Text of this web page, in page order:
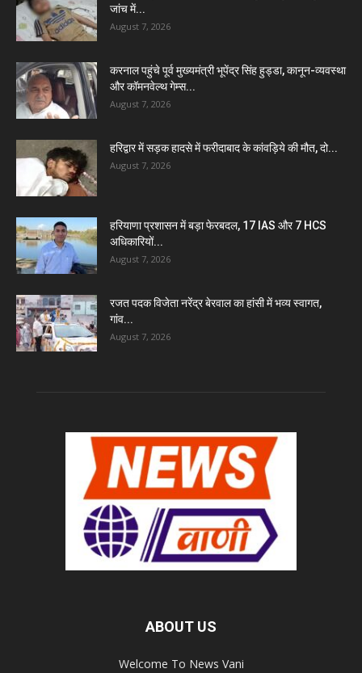
जांच में...
August 7, 2026
करनाल पहुंचे पूर्व मुख्यमंत्री भूपेंद्र सिंह हुड्डा, कानून-व्यवस्था
और कॉमनवेल्थ गेम्स...
August 7, 2026
हरिद्वार में सड़क हादसे में फरीदाबाद के कांवड़िये की मौत, दो...
August 7, 2026
हरियाणा प्रशासन में बड़ा फेरबदल, 17 IAS और 7 HCS
अधिकारियों...
August 7, 2026
रजत पदक विजेता नरेंद्र बेरवाल का हांसी में भव्य स्वागत,
गांव...
August 7, 2026
ABOUT US
Welcome To News Vani